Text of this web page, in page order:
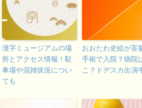
漢字ミュージアムの場
所とアクセス情報！駐
車場や混雑状況につい
ても
おおたわ史絵が盲
手術で入院？病院
こ？ドデスカ出演